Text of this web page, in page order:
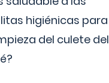
higiénicas para
del culete del